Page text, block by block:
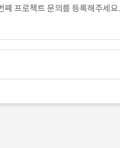
째 프로젝트 문의를 등록해주세요.